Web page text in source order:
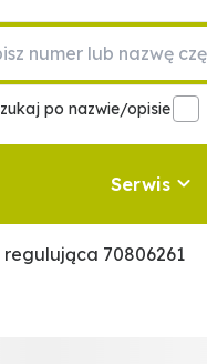
po nazwie/opisie
Serwis
regulująca 70806261